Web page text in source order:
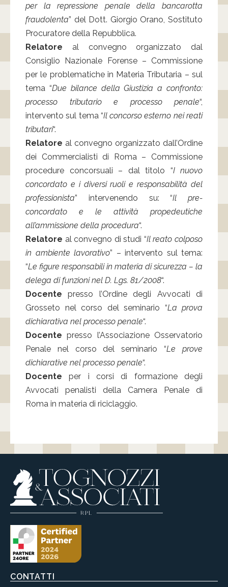
per la repressione penale della bancarotta
fraudolenta” del Dott. Giorgio Orano, Sostituto
Procuratore della Repubblica.
Relatore al convegno organizzato dal
Consiglio Nazionale Forense – Commissione
per le problematiche in Materia Tributaria – sul
tema “Due bilance della Giustizia a confronto:
processo tributario e processo penale“,
intervento sul tema “Il concorso esterno nei reati
tributari“.
Relatore al convegno organizzato dall’Ordine
dei Commercialisti di Roma – Commissione
procedure concorsuali – dal titolo “I nuovo
concordato e i diversi ruoli e responsabilità del
professionista” intervenendo su: “Il pre-
concordato e le attività propedeutiche
all’ammissione della procedura“.
Relatore al convegno di studi “Il reato colposo
in ambiente lavorativo” – intervento sul tema:
“Le figure responsabili in materia di sicurezza – la
delega di funzioni nel D. Lgs. 81/2008“.
Docentepresso l’Ordine degli Avvocati di
Grosseto nel corso del seminario “La prova
dichiarativa nel processo penale“.
Docente presso l’Associazione Osservatorio
Penale nel corso del seminario “Le prove
dichiarative nel processo penale“.
Docente per i corsi di formazione degli
Avvocati penalisti della Camera Penale di
Roma in materia di riciclaggio.
CONTATTI